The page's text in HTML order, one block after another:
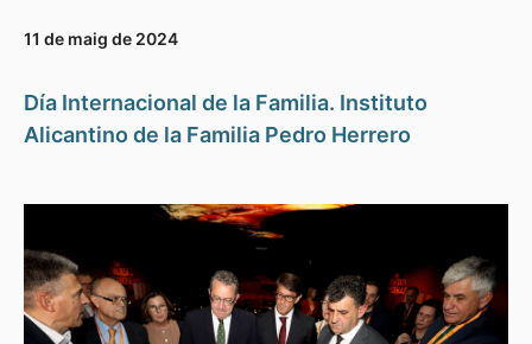
11 de maig de 2024
Día Internacional de la Familia. Instituto
Alicantino de la Familia Pedro Herrero